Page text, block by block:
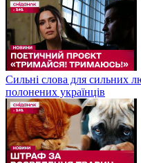
Сильні слова для сильних
полонених українців